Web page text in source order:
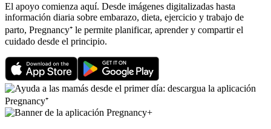
El apoyo comienza aquí. Desde imágenes digitalizadas hasta
información diaria sobre embarazo, dieta, ejercicio y trabajo de
parto, Pregnancy⁺ le permite planificar, aprender y compartir el
cuidado desde el principio.